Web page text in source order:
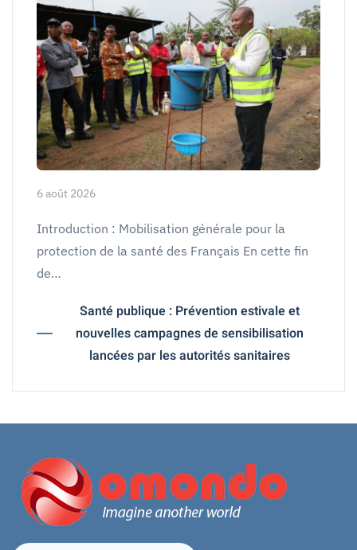
6 août 2026
Introduction : Mobilisation générale pour la
protection de la santé des Français En cette fin
de…
Santé publique : Prévention estivale et
nouvelles campagnes de sensibilisation
lancées par les autorités sanitaires